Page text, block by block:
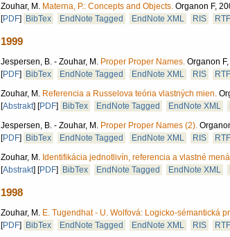
Zouhar, M. Materna, P.: Concepts and Objects. Organon F,
[PDF] BibTex EndNote Tagged EndNote XML RIS RTF
1999
Jespersen, B. - Zouhar, M. Proper Proper Names. Organon
[PDF] BibTex EndNote Tagged EndNote XML RIS
RTF
Zouhar, M. Referencia a Russelova teória vlastných mien.
[Abstrakt] [PDF] BibTex EndNote Tagged EndNote XML
Jespersen, B. - Zouhar, M. Proper Proper Names (2).
[PDF] BibTex EndNote Tagged EndNote XML RIS
RTF
Zouhar, M. Identifikácia jednotlivín, referencia a vlastné
[Abstrakt] [PDF] BibTex EndNote Tagged EndNote XML
1998
Zouhar, M. E. Tugendhat - U. Wolfová: Logicko-sémantická
[PDF] BibTex EndNote Tagged EndNote XML RIS
RTF